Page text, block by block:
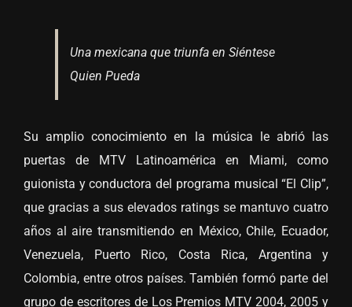
Una mexicana que triunfa en Siéntese
Quien Pueda
Su amplio conocimiento en la música le abrió las
puertas de MTV Latinoamérica en Miami, como
guionista y conductora del programa musical “El Clip”,
que gracias a sus elevados ratings se mantuvo cuatro
años al aire transmitiendo en México, Chile, Ecuador,
Venezuela, Puerto Rico, Costa Rica, Argentina y
Colombia, entre otros países. También formó parte del
grupo de escritores de Los Premios MTV 2004, 2005 y